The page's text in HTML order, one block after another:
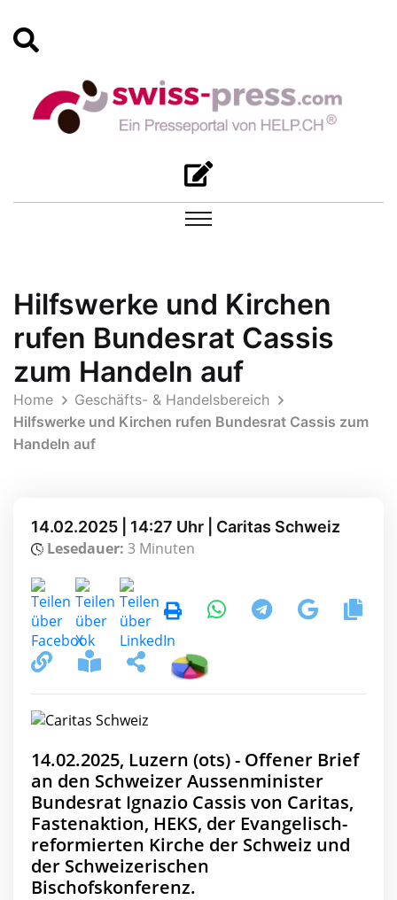
Hilfswerke und Kirchen
rufen Bundesrat Cassis
zum Handeln auf
Home
Geschäfts- & Handelsbereich
Hilfswerke und Kirchen rufen Bundesrat Cassis zum
Handeln auf
14.02.2025 | 14:27 Uhr | Caritas Schweiz
Lesedauer: 3 Minuten
14.02.2025, Luzern (ots) - Offener Brief
an den Schweizer Aussenminister
Bundesrat Ignazio Cassis von Caritas,
Fastenaktion, HEKS, der Evangelisch-
reformierten Kirche der Schweiz und
der Schweizerischen
Bischofskonferenz.